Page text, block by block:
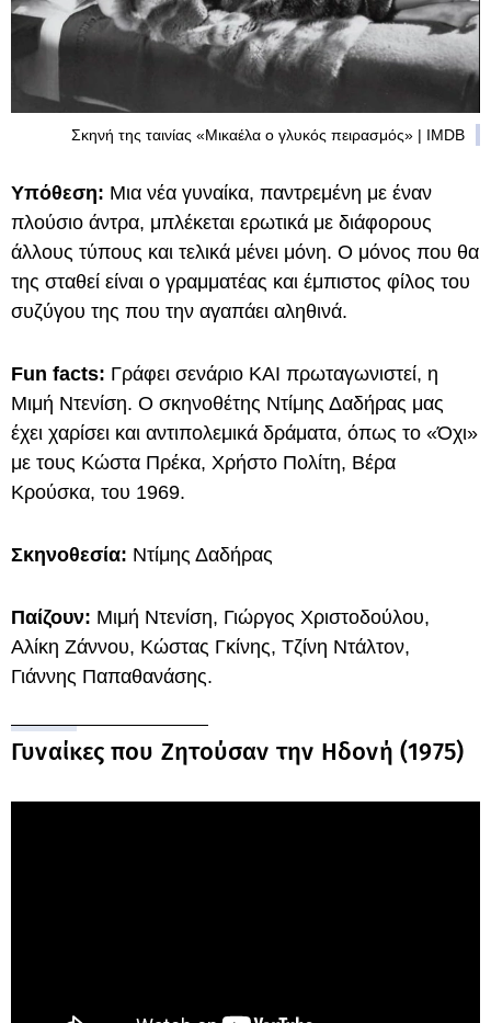
Σκηνή της ταινίας «Μικαέλα ο γλυκός πειρασμός» | IMDB
Υπόθεση: Μια νέα γυναίκα, παντρεμένη με έναν
πλούσιο άντρα, μπλέκεται ερωτικά με διάφορους
άλλους τύπους και τελικά μένει μόνη. Ο μόνος που θα
της σταθεί είναι ο γραμματέας και έμπιστος φίλος του
συζύγου της που την αγαπάει αληθινά.
Fun facts: Γράφει σενάριο ΚΑΙ πρωταγωνιστεί, η
Μιμή Ντενίση. Ο σκηνοθέτης Ντίμης Δαδήρας μας
έχει χαρίσει και αντιπολεμικά δράματα, όπως το «Όχι»
με τους Κώστα Πρέκα, Χρήστο Πολίτη, Βέρα
Κρούσκα, του 1969.
Σκηνοθεσία: Ντίμης Δαδήρας
Παίζουν: Μιμή Ντενίση, Γιώργος Χριστοδούλου,
Αλίκη Ζάννου, Κώστας Γκίνης, Τζίνη Ντάλτον,
Γιάννης Παπαθανάσης.
Γυναίκες που Ζητούσαν την Ηδονή (1975)